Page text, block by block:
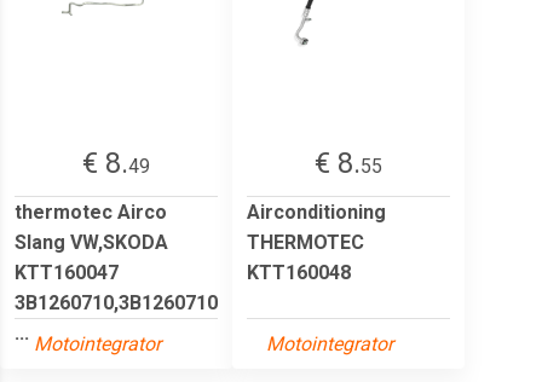
€ 8.49
thermotec Airco
Slang VW,SKODA
KTT160047
3B1260710,3B1260710
... Motointegrator
€ 8.55
Airconditioning
THERMOTEC
KTT160048
Motointegrator